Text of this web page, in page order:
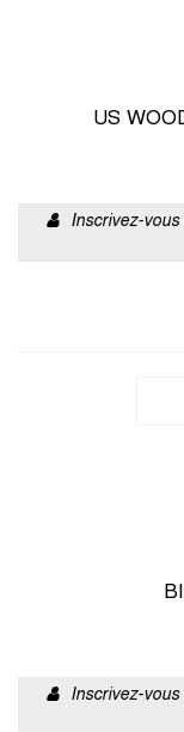
US
Inscrivez-
Inscrivez-